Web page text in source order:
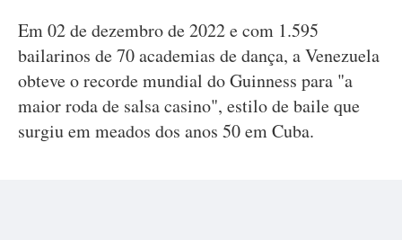
Em 02 de dezembro de 2022 e com 1.595
bailarinos de 70 academias de dança, a Venezuela
obteve o recorde mundial do Guinness para "a
maior roda de salsa casino", estilo de baile que
surgiu em meados dos anos 50 em Cuba.